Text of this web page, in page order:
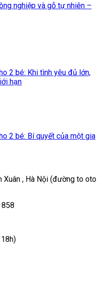
nghiệp và gỗ tự nhiên –
2 bé: Khi tình yêu đủ lớn,
hạn
2 bé: Bí quyết của một gia
Xuân , Hà Nội (đường to oto